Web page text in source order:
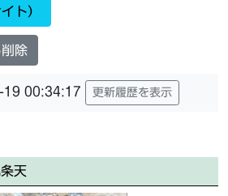
ト）
除
19 00:34:17 更新履歴を表示
天